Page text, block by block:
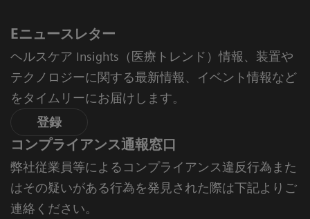
Eニュースレター
ヘルスケア Insights（医療トレンド）情報、装置や
テクノロジーに関する最新情報、イベント情報など
をタイムリーにお届けします。
登録
コンプライアンス通報窓口
弊社従業員等によるコンプライアンス違反行為また
はその疑いがある行為を発見された際は下記よりご
連絡ください。